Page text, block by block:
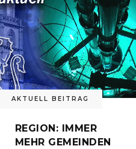
AKTUELL BEITRAG
REGION: IMMER
MEHR GEMEINDEN